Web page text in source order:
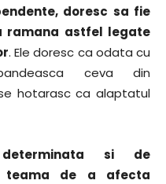
doresc sa fie
ramana astfel legate
. Ele doresc ca odata cu
ceva din
hotarasc ca alaptatul
si de
teama de a afecta